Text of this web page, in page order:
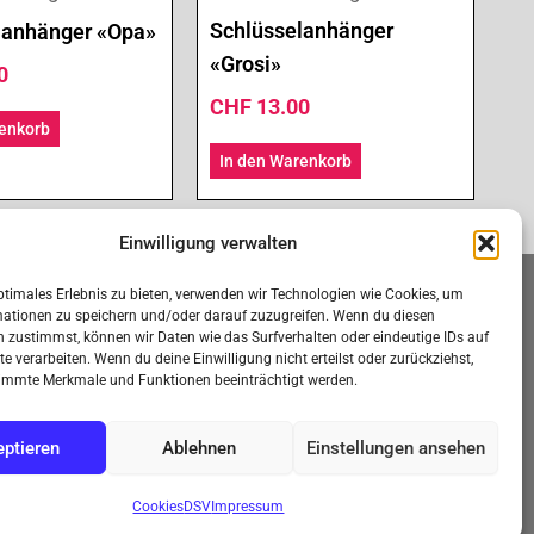
Einwilligung verwalten
Erlebnis zu bieten, verwenden wir Technologien wie Cookies, um
zu speichern und/oder darauf zuzugreifen. Wenn du diesen
zustimmst, können wir Daten wie das Surfverhalten oder eindeutige IDs auf
verarbeiten. Wenn du deine Einwilligung nicht erteilst oder zurückziehst,
Merkmale und Funktionen beeinträchtigt werden.
Ablehnen Einstellungen ansehen
CookiesDSV Impressum
«Opa»
Schlüsselanhänger
«Grosi»
CHF 13.00
In den Warenkorb
MENÜ
Über uns
Einkaufen